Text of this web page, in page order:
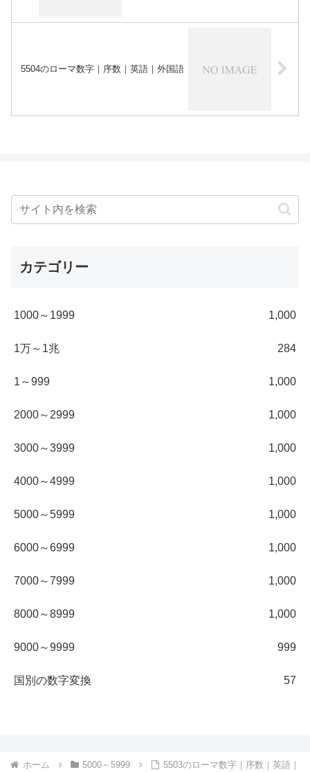
5504のローマ数字｜序数｜英語｜外国語
カテゴリー
1000～1999 1,000
1万～1兆 284
1～999 1,000
2000～2999 1,000
3000～3999 1,000
4000～4999 1,000
5000～5999 1,000
6000～6999 1,000
7000～7999 1,000
8000～8999 1,000
9000～9999 999
国別の数字変換 57
ホーム 5000～5999 5503のローマ数字｜序数｜英語｜